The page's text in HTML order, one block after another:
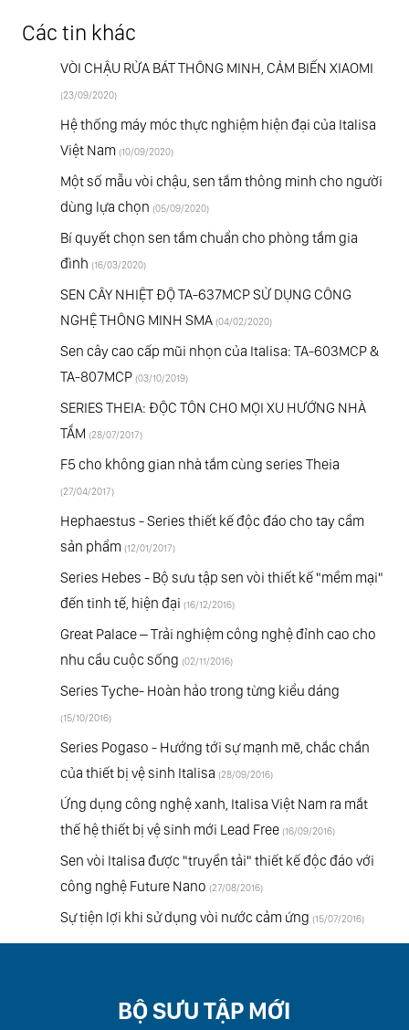
Các tin khác
VÒI CHẬU RỬA BÁT THÔNG MINH, CẢM BIẾN XIAOMI
(23/09/2020)
Hệ thống máy móc thực nghiệm hiện đại của Italisa
Việt Nam (10/09/2020)
Một số mẫu vòi chậu, sen tắm thông minh cho người
dùng lựa chọn (05/09/2020)
Bí quyết chọn sen tắm chuẩn cho phòng tắm gia
đình (16/03/2020)
SEN CÂY NHIỆT ĐỘ TA-637MCP SỬ DỤNG CÔNG
NGHỆ THÔNG MINH SMA (04/02/2020)
Sen cây cao cấp mũi nhọn của Italisa: TA-603MCP &
TA-807MCP (03/10/2019)
SERIES THEIA: ĐỘC TÔN CHO MỌI XU HƯỚNG NHÀ
TẮM (28/07/2017)
F5 cho không gian nhà tắm cùng series Theia
(27/04/2017)
Hephaestus - Series thiết kế độc đáo cho tay cầm
sản phẩm (12/01/2017)
Series Hebes - Bộ sưu tập sen vòi thiết kế "mềm mại"
đến tinh tế, hiện đại (16/12/2016)
Great Palace – Trải nghiệm công nghệ đỉnh cao cho
nhu cầu cuộc sống (02/11/2016)
Series Tyche- Hoàn hảo trong từng kiểu dáng
(15/10/2016)
Series Pogaso - Hướng tới sự mạnh mẽ, chắc chắn
của thiết bị vệ sinh Italisa (28/09/2016)
Ứng dụng công nghệ xanh, Italisa Việt Nam ra mắt
thế hệ thiết bị vệ sinh mới Lead Free (16/09/2016)
Sen vòi Italisa được "truyền tải" thiết kế độc đáo với
công nghệ Future Nano (27/08/2016)
Sự tiện lợi khi sử dụng vòi nước cảm ứng (15/07/2016)
BỘ SƯU TẬP MỚI